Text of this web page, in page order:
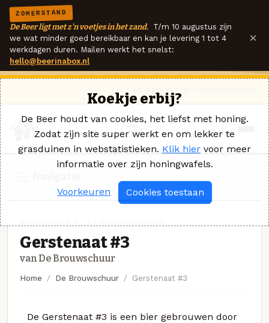
ZOMERSTAND
De Beer ligt met z'n voetjes in het zand. T/m 10 augustus zijn
we wat minder goed bereikbaar en kan je levering 1 tot 4
werkdagen duren. Mailen werkt het snelst:
hello@beerinabox.nl
×
Gerstenaat #3
van De Brouwschuur
Home De Brouwschuur Gerstenaat #3
De Gerstenaat #3 is een bier gebrouwen door
Koekje erbij?
De Beer houdt van cookies, het liefst met honing.
Zodat zijn site super werkt en om lekker te
grasduinen in webstatistieken. Klik hier voor meer
informatie over zijn honingwafels.
Voorkeuren Cookies toestaan